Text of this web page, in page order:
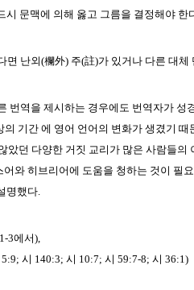
시 문맥에 의해 옳고 그름을 결정해야 한
면 난외(欄外) 주(註)가 있거나 다른 대
번역을 제시하는 경우에도 번역자가 성
의 기간 에 영어 언어의 변화가 생겼기
았던 다양한 거짓 교리가 많은 사람들
와 히브리어에 도움을 청하는 것이 필
명했다.
3에서),
시 140:3; 시 10:7; 시 59:7-8; 시 36:1)